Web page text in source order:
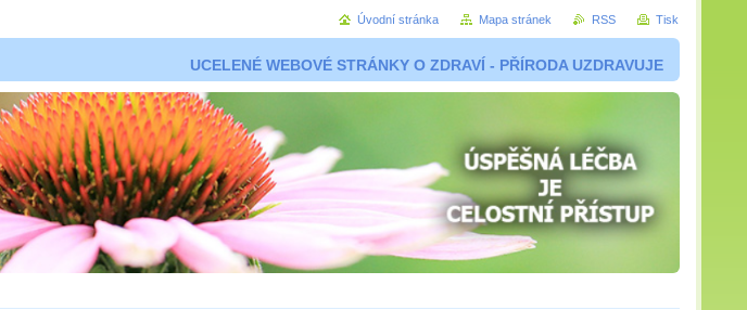
UCELENÉ WEBOVÉ STRÁNKY O ZDRAVÍ - PŘÍRODA UZDRAVUJE
Úvodní stránka Mapa stránek RSS Tisk